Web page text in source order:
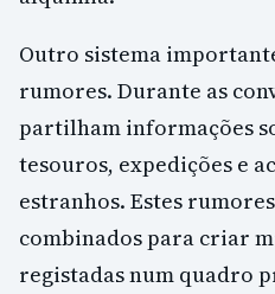
Outro sistema
rumores. Durante as
partilham informações
tesouros, expedições e
estranhos. Estes
combinados para criar
registadas num quadro